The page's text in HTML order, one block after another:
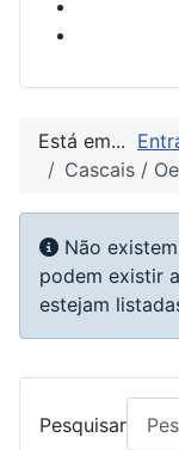
Está em...
Cascais /
Informação
Não
podem existir
estejam
Pesquisar